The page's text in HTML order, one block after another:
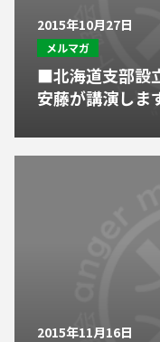
2015年10月27日
メルマガ
■北海道支部設
安藤が講演しま
2015年11月16日